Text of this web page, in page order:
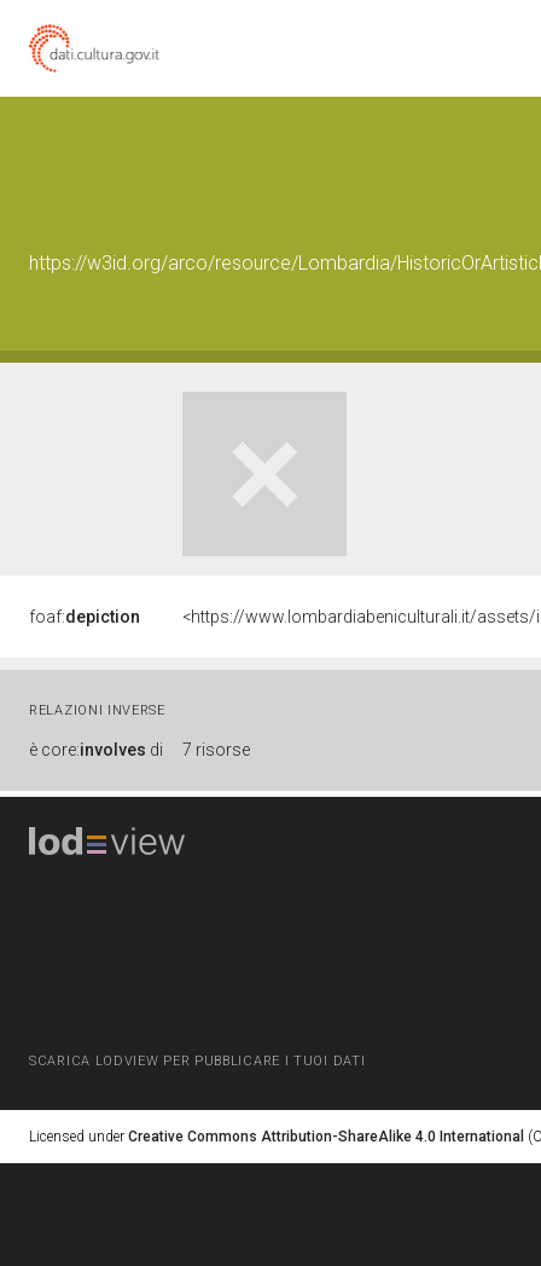
https://w3id.org/arco/resource/Lombardia/
foaf:depiction
RELAZIONI INVERSE
è core:involves di 7 risorse
SCARICA LODVIEW PER PUBBLICARE I TUOI DATI
Licensed under Creative Commons Attribution-ShareAlike 4.0 International